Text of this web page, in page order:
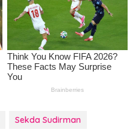
Sekda Sudirman